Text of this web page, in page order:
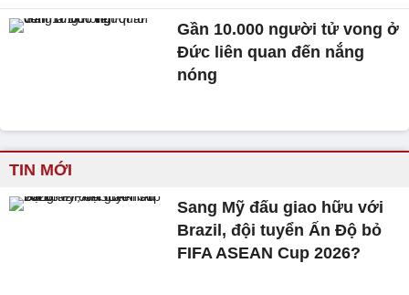
Gần 10.000 người tử vong ở
Đức liên quan đến nắng
nóng
TIN MỚI
Sang Mỹ đấu giao hữu với
Brazil, đội tuyển Ấn Độ bỏ
FIFA ASEAN Cup 2026?